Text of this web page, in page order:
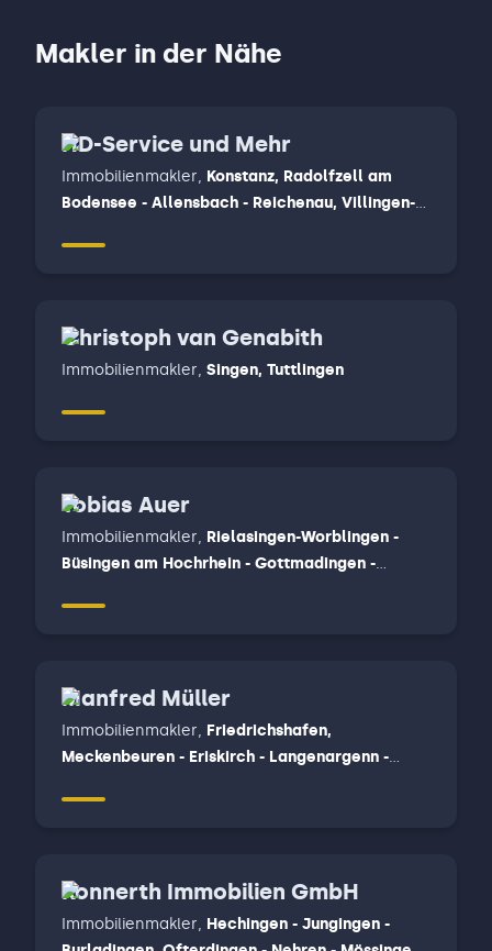
Makler in der Nähe
HD-Service und Mehr
Immobilienmakler, Konstanz, Radolfzell am
Bodensee - Allensbach - Reichenau, Villingen-
Christoph van Genabith
Immobilienmakler, Singen, Tuttlingen
Tobias Auer
Immobilienmakler, Rielasingen-Worblingen -
Büsingen am Hochrhein - Gottmadingen -
Manfred Müller
Immobilienmakler, Friedrichshafen,
Meckenbeuren - Eriskirch - Langenargenn -
Konnerth Immobilien GmbH
Immobilienmakler, Hechingen - Jungingen -